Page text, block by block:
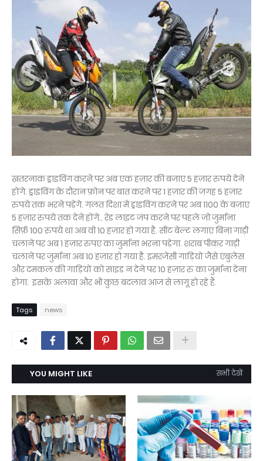
ख़तरनाक ड्राइविंग करने पर अब एक हज़ार की बजाए 5 हज़ार रुपये देने
होंगे. ड्राइविंग के दौरान फ़ोन पर बात करने पर 1 हज़ार की जगह 5 हज़ार
रुपये तक भरने पड़ेंगे. गलत दिशा में ड्राइविंग करने पर अब 1100 के बजाए
5 हज़ार रुपये तक देने होंगे.. रेड लाइट जंप करने पर पहले जो जुर्माना
सिर्फ़ 100 रुपये था अब वो 10 हज़ार हो गया है. सीट बेल्ट लगाए बिना गाड़ी
चलाने पर अब 1 हज़ार रुपए का जुर्माना भरना पड़ेगा. शराब पीकर गाड़ी
चलाने पर जुर्माना अब 10 हज़ार हो गया है. इमरजेंसी गाड़ियों जैसे एंबुलेंस
और दमकल की गाड़ियों को साइड न देने पर 10 हज़ार रु का जुर्माना देना
होगा. इसके अलावा और भी कुछ बदलाव आज से लागू हो रहे हैं.
Tags news
YOU MIGHT LIKE सभी देखें